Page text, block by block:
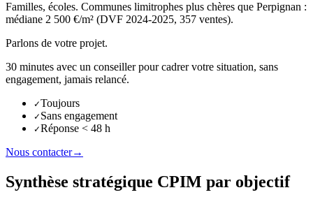
Familles, écoles. Communes limitrophes plus chères que Perpignan :
médiane 2 500 €/m² (DVF 2024-2025, 357 ventes).
Parlons de votre projet.
30 minutes avec un conseiller pour cadrer votre situation, sans
engagement, jamais relancé.
✓Toujours
✓ Sans engagement
✓Réponse < 48 h
Nous contacter→
Synthèse stratégique CPIM par objectif